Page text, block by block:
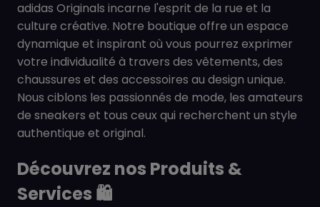
adidas Originals incarne l'esprit de la rue et la
culture créative. Notre boutique offre un espace
dynamique et inspirant où vous pourrez exprimer
votre individualité à travers des vêtements, des
chaussures et des accessoires au design unique.
Nous ciblons les passionnés de mode, les amateurs
de sneakers et tous ceux qui recherchent un style
authentique et original.
Découvrez nos Produits &
Services 🛍️